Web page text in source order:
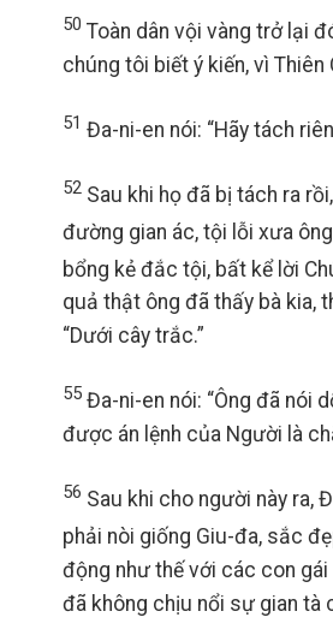
50 Toàn dân vội vàng trở lại
chúng tôi biết ý kiến, vì
51 Đa-ni-en nói: “Hãy tách
52 Sau khi họ đã bị tách ra
đường gian ác, tội lỗi xưa
bổng kẻ đắc tội, bất kể lời
quả thật ông đã thấy bà kia,
“Dưới cây trắc.”
55 Đa-ni-en nói: “Ông đã nói
được án lệnh của Người là
56 Sau khi cho người này ra,
phải nòi giống Giu-đa, sắc
động như thế với các con
đã không chịu nổi sự gian tà